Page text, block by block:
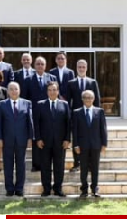
إقتصاد
منوعات
كأس العالم
البرامج